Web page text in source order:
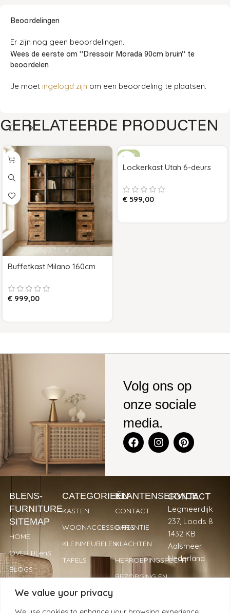
We value your privacy
Beoordelingen
Er zijn nog geen beoordelingen.
Wees de eerste om “Dressoir Morada 90cm bruin” te
beoordelen
Je moet ingelogd zijn om een beoordeling te plaatsen.
GERELATEERDE PRODUCTEN
Buffetkast Milano 160cm
€ 999,00
NEW
Lockerkast Utah 6-deurs
€ 599,00
Volg ons op
onze sociale
media.
BLENS-
FURNITURE
SITEMAP
HOME
OVER BLenS
BLOGS
CATEGORIEËN
KASTEN
WOONACCESSOIRES
KLEINMEUBELEN
TAFELS
KLANTENSERVICE
CONTACT
GARANTIE
KLACHTEN
HERROEPINGSRECHT
BEZORGING EN
CONTACT
Legmeerdijk
237, Loods 8
1432 KB
Aalsmeer
Nederland
info@blens-